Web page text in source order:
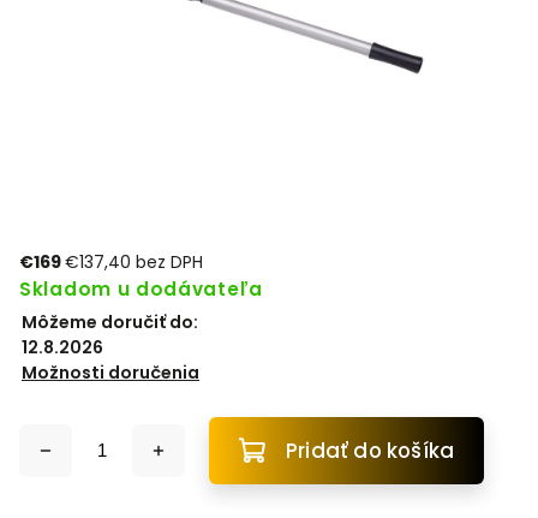
€169€137,40 bez DPH
Skladom u dodávateľa
Môžeme doručiť do:
12.8.2026
Možnosti doručenia
Pridať do košíka